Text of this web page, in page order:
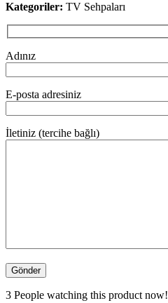
Kategoriler: TV Sehpaları
Adınız
E-posta adresiniz
İletiniz (tercihe bağlı)
3 People watching this product now!